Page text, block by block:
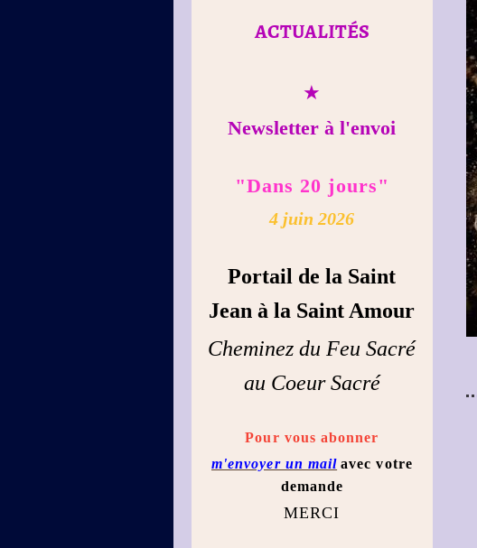
ACTUALITÉS
★
Newsletter à l'envoi
"Dans 20 jours"
4 juin 2026
Portail de la Saint
Jean à la Saint Amour
Cheminez du Feu Sacré
au Coeur Sacré
Pour vous abonner
m'envoyer un mail avec votre
demande
MERCI